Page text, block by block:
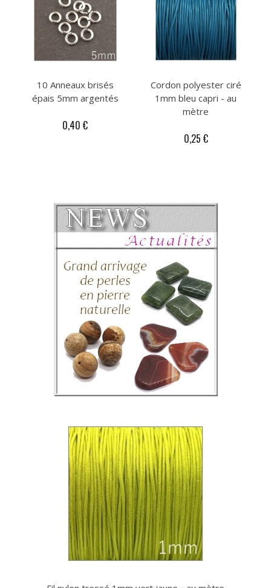
10 Anneaux brisés
épais 5mm argentés
0,40 €
Cordon polyester ciré
1mm bleu capri - au
mètre
0,25 €